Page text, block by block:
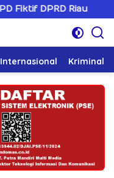
Riau
Internasional Kriminal